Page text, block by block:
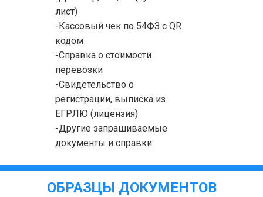
лист)
-Кассовый чек по 54ФЗ с QR
кодом
-Справка о стоимости
перевозки
-Свидетельство о
регистрации, выписка из
ЕГРЛЮ (лицензия)
-Другие запрашиваемые
документы и справки
ОБРАЗЦЫ ДОКУМЕНТОВ